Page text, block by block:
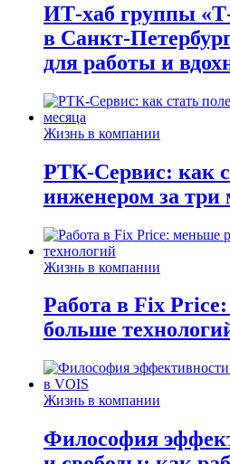
ИТ-хаб группы
в Санкт-
для работы и
Жизнь в компании
РТК-Сервис: как
инженером за три
Жизнь в компании
Работа в Fix
больше
Жизнь в компании
Философия